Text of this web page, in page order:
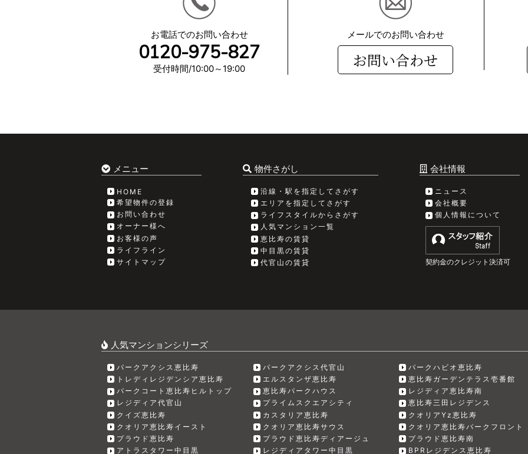
お電話でのお問い合わせ
0120-975-827
受付時間/10:00～19:00
メールでのお問い合わせ
お問い合わせ
メニュー
HOME
希望物件の登録
お問い合わせ
オーナー様へ
お客様の声
ライフライン
サイトマップ
物件さがし
沿線・駅を指定してさがす
エリアを指定してさがす
ライフスタイルからさがす
人気マンション一覧
恵比寿の賃貸
中目黒の賃貸
代官山の賃貸
会社情報
ニュース
会社概要
個人情報について
契約金のクレジット決済可
人気マンションシリーズ
パークアクシス恵比寿 パークアクシス代官山
パークハビオ恵比寿
トレディレジデンシア恵比寿
エルスタンザ恵比寿
恵比寿ガーデンテラス壱番館
パークコート恵比寿ヒルトップ
恵比寿パークハウス
レジディア恵比寿南
レジディア代官山
プライムスクエアシティ
恵比寿三田レジデンス
クイズ恵比寿
カスタリア恵比寿
クオリアYz恵比寿
クオリア恵比寿イースト
クオリア恵比寿サウス
クオリア恵比寿パークフロント
プラウド恵比寿
プラウド恵比寿ディアージュ
プラウド恵比寿南
アトラスタワー中目黒
レジディアタワー中目黒 BPRレジデンス恵比寿